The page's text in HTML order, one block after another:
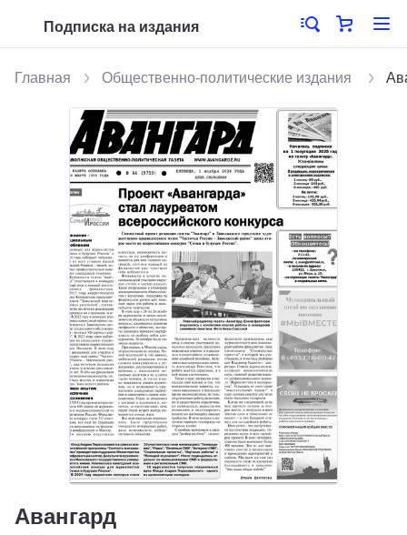
Подписка на издания
Главная Общественно-политические издания
Авангард